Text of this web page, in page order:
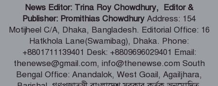
বাঁশখালীকে বন্যা মুক্ত করতে টেকসই
বেড়িবাঁধ ও খাল পুনঃখননের আশ্বাস
ত্রাণমন্ত্রীর
চিকিৎসকদের পেশাদারিত্বে রাজনীতি যেন
প্রভাব না ফেলে: প্রধানমন্ত্রী
News Editor: Trina Roy Chowdhury, Editor &
Publisher: Promithias Chowdhury Address: 154
Motijheel C/A, Dhaka, Bangladesh. Editorial Office: 16
Hatkhola Lane(Swamibag), Dhaka. Phone:
+8801711139401 Desk: +8809696029401 Email:
thenewse@gmail.com, info@thenewse.com South
Bengal Office: Anandalok, West Goail, Agailjhara,